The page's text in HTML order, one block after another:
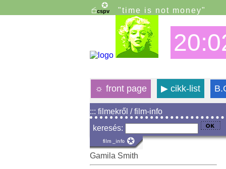
"time is not money"
☼ front page ▶cikk-list
::: filmekről / film-info
keresés:
Gamila Smith